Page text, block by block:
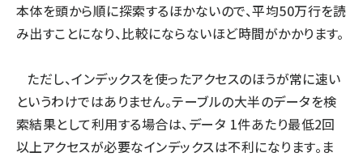
本体を頭から順に探索するほかないので、平均50万行を読
み出すことになり、比較にならないほど時間がかかります。
ただし、インデックスを使ったアクセスのほうが常に速い
というわけではありません。テーブルの大半のデータを検
索結果として利用する場合は、データ 1件あたり最低2回
以上アクセスが必要なインデックスは不利になります。ま